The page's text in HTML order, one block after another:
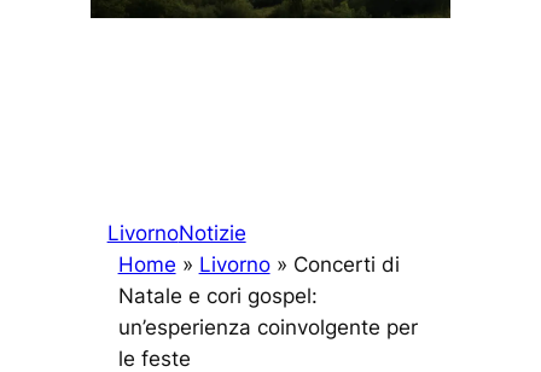
LivornoNotizie
Home » Livorno» Concerti di
Natale e cori gospel:
un’esperienza coinvolgente per
le feste